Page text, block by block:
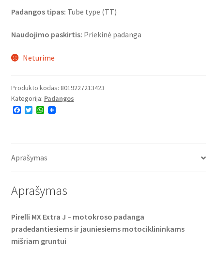
Padangos tipas: Tube type (TT)
Naudojimo paskirtis: Priekinė padanga
Neturime
Produkto kodas: 8019227213423
Kategorija: Padangos
F
o
T
r
W
p
Aprašymas
Aprašymas
Pirelli MX Extra J – motokroso padanga
pradedantiesiems ir jauniesiems motociklininkams
mišriam gruntui